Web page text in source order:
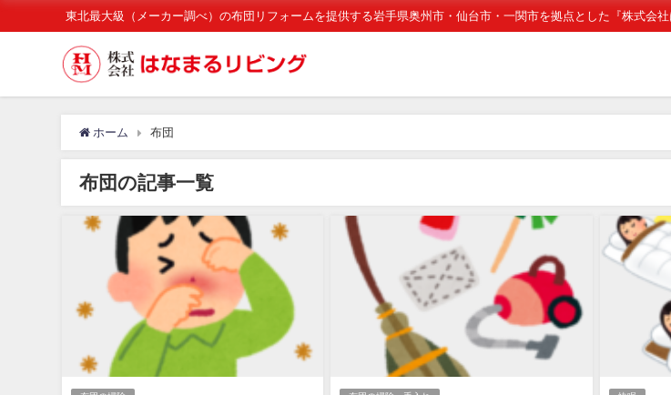
東北最大級（メーカー調べ）の布団リフォームを提供する岩手県奥州市・仙台市・一関市を拠点とした『株式会社
ホーム 布団
布団の記事一覧